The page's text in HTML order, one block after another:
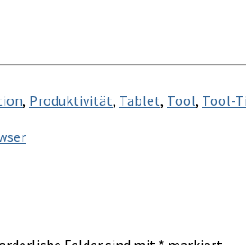
, Produktivität, Tablet, Tool, Tool-